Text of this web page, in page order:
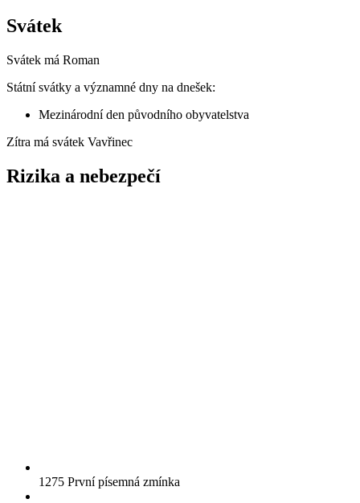
Svátek
Svátek má Roman
Státní svátky a významné dny na dnešek:
Mezinárodní den původního obyvatelstva
Zítra má svátek Vavřinec
Rizika a nebezpečí
1275 První písemná zmínka